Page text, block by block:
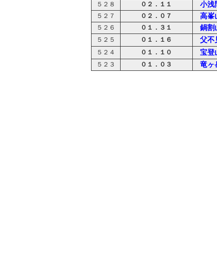
５２８ ０２．１１ 小浅
５２７ ０２．０７ 高峯
５２６ ０１．３１ 鍋割
５２５ ０１．１６ 父不
５２４ ０１．１０ 宝登
５２３ ０１．０３ 竜ヶ